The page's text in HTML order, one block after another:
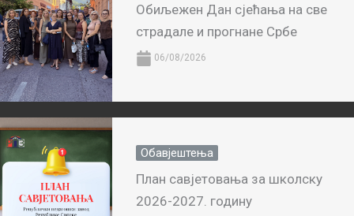
Обиљежен Дан сјећања на све
страдале и прогнане Србе
06/08/2026
Обавјештења
План савјетовања за школску
2026-2027. годину